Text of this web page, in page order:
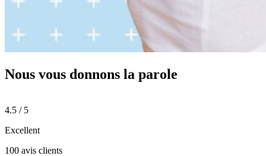
Nous vous donnons la parole
4.5 / 5
Excellent
100 avis clients